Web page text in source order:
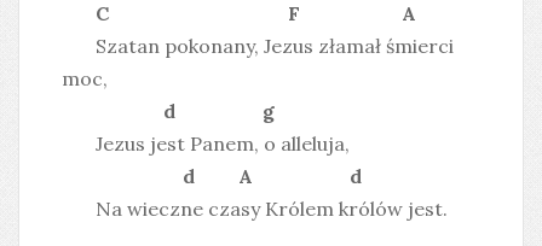
C F A
Szatan pokonany, Jezus złamał śmierci
moc,
d g
Jezus jest Panem, o alleluja,
d A d
Na wieczne czasy Królem królów jest.